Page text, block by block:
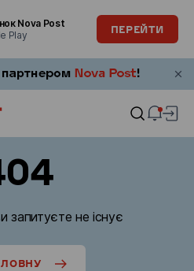
Nova Post
Play
ПЕРЕЙТИ
запитуєте не існує